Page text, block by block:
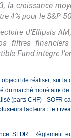
la croissance
4% pour le S&P
d’Ellipsis
filtres
Fund intègre
de réaliser, sur
du marché monétaire
(parts CHF) - SOFR
facteurs : le
SFDR : Règlement